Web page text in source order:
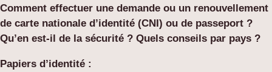
Comment effectuer une demande ou un renouvellement
de carte nationale d’identité (CNI) ou de passeport ?
Qu’en est-il de la sécurité ? Quels conseils par pays ?
Papiers d’identité :